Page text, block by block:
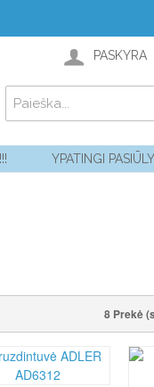
PASKYRA
YPATINGI
8 Prekė